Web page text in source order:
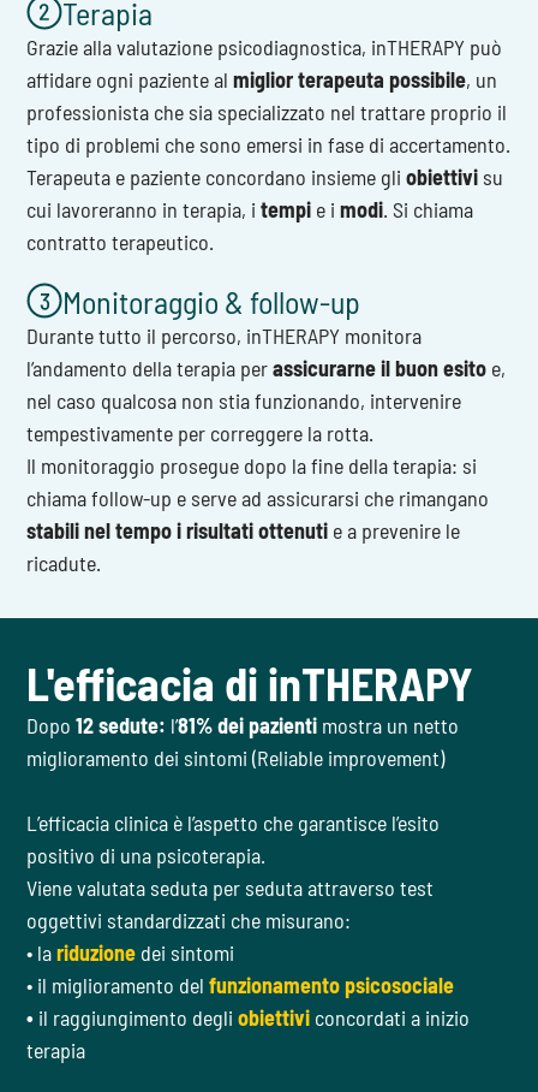
Terapia
Grazie alla valutazione psicodiagnostica, inTHERAPY può
affidare ogni paziente almiglior terapeuta possibile, un
professionista che sia specializzato nel trattare proprio il
tipo di problemi che sono emersi in fase di accertamento.
Terapeuta e paziente concordano insieme gliobiettivi su
cui lavoreranno in terapia, itempi e imodi. Si chiama
contratto terapeutico.
Monitoraggio & follow-up
Durante tutto il percorso, inTHERAPY monitora
l’andamento della terapia perassicurarne il buon esito e,
nel caso qualcosa non stia funzionando, intervenire
tempestivamente per correggere la rotta.
Il monitoraggio prosegue dopo la fine della terapia: si
chiama follow-up e serve ad assicurarsi che rimangano
stabili nel tempo i risultati ottenuti e a prevenire le
ricadute.
L'efficacia di inTHERAPY
Dopo12 sedute: l’81% dei pazienti mostra un netto
miglioramento dei sintomi (Reliable improvement)
L’efficacia clinica è l’aspetto che garantisce l’esito
positivo di una psicoterapia.
Viene valutata seduta per seduta attraverso test
oggettivi standardizzati che misurano:
• lariduzione dei sintomi
• il miglioramento delfunzionamento psicosociale
• il raggiungimento degliobiettivi concordati a inizio
terapia